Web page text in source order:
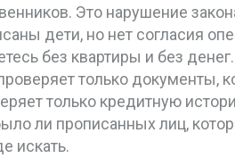
Это нарушение
дети, но нет согласия
без квартиры и без денег.
только документы,
только кредитную
ли прописанных лиц,
искать.